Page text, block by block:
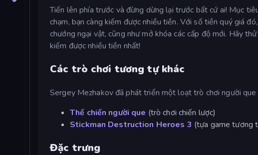
Tiến lên phía trước và đừng dừng lại trước bất cứ ai! Mục
chạm, bạn càng kiếm được nhiều tiền. Với số tiền quý giá
chướng ngại vật, cũng như mở khóa các cấp độ mới. Hãy
kiếm được nhiều tiền nhất!
Các trò chơi tương tự khác
Sergey Mezhakov đã phát triển một loạt trò chơi người
Thế chiến người que (trò chơi chiến lược)
Stickman Destruction Heroes 3 (tựa game tương
Đặc trưng